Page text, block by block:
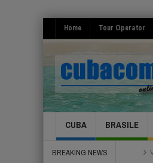
Home Tour Operator
CUBA BRASILE
BREAKING NEWS
Salsa 2026 Cuba Havana Vuoi